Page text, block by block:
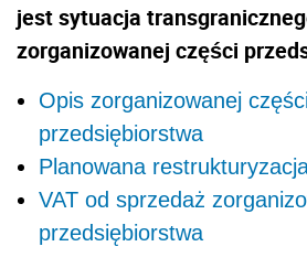
jest sytuacja
zorganizowanej części
Opis zorganizowanej
przedsiębiorstwa
Planowana
VAT od sprzedaż
przedsiębiorstwa